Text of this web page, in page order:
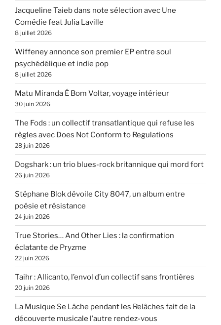
Jacqueline Taieb dans note sélection avec Une
Comédie feat Julia Laville
8 juillet 2026
Wiffeney annonce son premier EP entre soul
psychédélique et indie pop
8 juillet 2026
Matu Miranda É Bom Voltar, voyage intérieur
30 juin 2026
The Fods : un collectif transatlantique qui refuse les
règles avec Does Not Conform to Regulations
28 juin 2026
Dogshark : un trio blues-rock britannique qui mord fort
26 juin 2026
Stéphane Blok dévoile City 8047, un album entre
poésie et résistance
24 juin 2026
True Stories… And Other Lies : la confirmation
éclatante de Pryzme
22 juin 2026
Taihr : Allicanto, l’envol d’un collectif sans frontières
20 juin 2026
La Musique Se Lâche pendant les Relâches fait de la
découverte musicale l’autre rendez-vous